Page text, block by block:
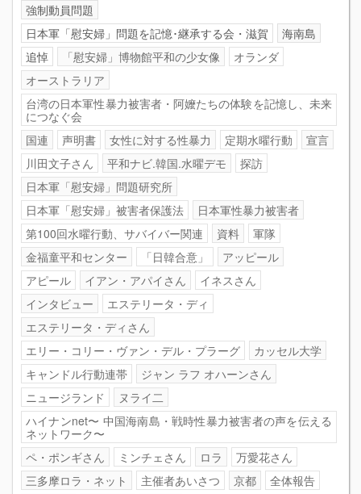
強制動員問題
日本軍「慰安婦」問題を記憶･継承する会・滋賀
海南島
追悼
「慰安婦」博物館平和の少女像
オランダ
オーストラリア
台湾の日本軍性暴力被害者・阿嬤たちの体験を記憶し、未来
につなぐ会
国連
声明書 女性に対する性暴力 定期水曜行動
宣言
川田文子さん
平和ナビ.韓国.水曜デモ
探訪
日本軍「慰安婦」問題研究所
日本軍「慰安婦」被害者保護法
日本軍性暴力被害者
第100回水曜行動、サバイバー関連
資料
軍隊
金福童平和センター
「日韓合意」
アッピール
アピール
イアン・アパイさん
イネスさん
インタビュー
エステリータ・ディ
エステリータ・ディさん
エリー・コリー・ヴァン・デル・プラーグ
カッセル大学
キャンドル行動連帯
ジャン ラフ オハーンさん
ニュージランド
ヌライ二
ハイナンnet〜 中国海南島・戦時性暴力被害者の声を伝える
ネットワーク〜
ペ・ポンギさん
ミンチェさん ロラ
万愛花さん
三多摩ロラ・ネット
主催者あいさつ 京都
全体報告